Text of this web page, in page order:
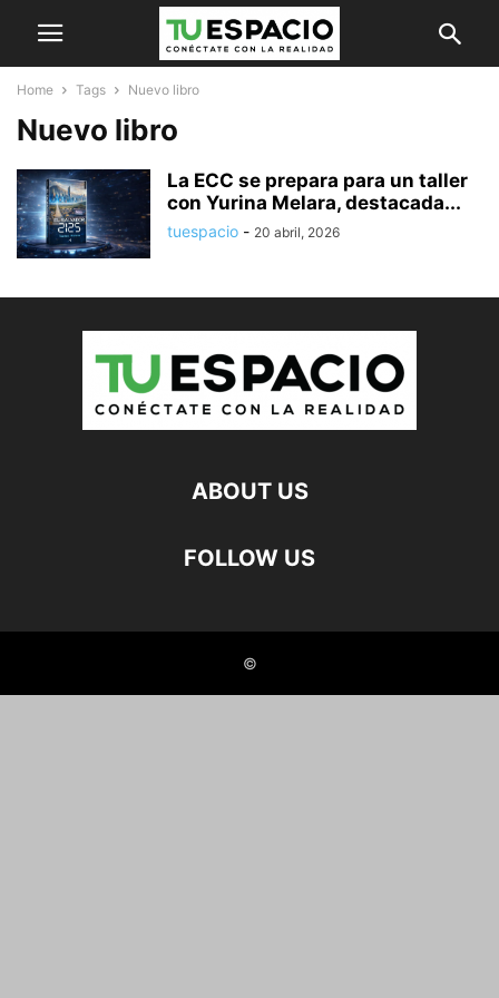
Home Tags Nuevo libro
Nuevo libro
La ECC se prepara para un taller
con Yurina Melara, destacada...
tuespacio - 20 abril, 2026
ABOUT US
FOLLOW US
©